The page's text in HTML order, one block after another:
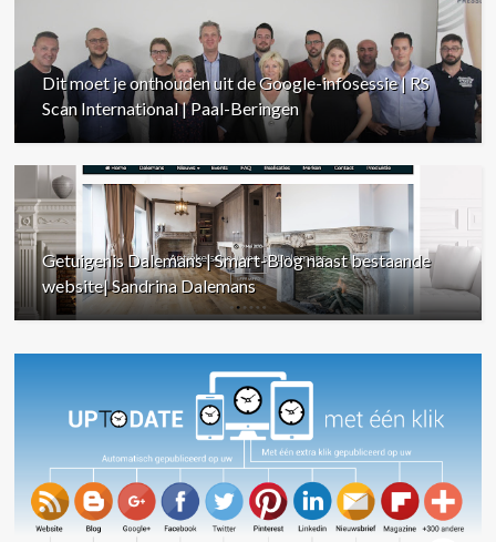
Dit moet je onthouden uit de Google-infosessie | RS
Scan International | Paal-Beringen
Getuigenis Dalemans | Smart-Blog naast bestaande
website| Sandrina Dalemans